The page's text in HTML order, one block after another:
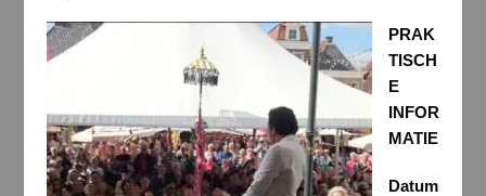
PRAK
TISCH
E
INFOR
MATIE
Datum